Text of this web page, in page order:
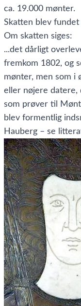
ca. 19.000 mønter.
Skatten blev
Om skatten siges:
...det dårligt
fremkom 1802, og
mønter, men som i
eller nøjere datere,
som prøver til
blev formentlig
Hauberg – se